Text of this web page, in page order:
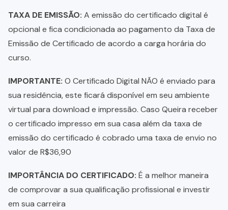
TAXA DE EMISSÃO: A emissão do certificado digital é
opcional e fica condicionada ao pagamento da Taxa de
Emissão de Certificado de acordo a carga horária do
curso.
IMPORTANTE: O Certificado Digital NÃO é enviado para
sua residência, este ficará disponível em seu ambiente
virtual para download e impressão. Caso Queira receber
o certificado impresso em sua casa além da taxa de
emissão do certificado é cobrado uma taxa de envio no
valor de R$36,90
IMPORTÂNCIA DO CERTIFICADO: É a melhor maneira
de comprovar a sua qualificação profissional e investir
em sua carreira